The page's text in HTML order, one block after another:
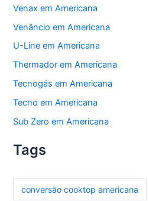
Venax em Americana
Venâncio em Americana
U-Line em Americana
Thermador em Americana
Tecnogás em Americana
Tecno em Americana
Sub Zero em Americana
Tags
conversão cooktop americana